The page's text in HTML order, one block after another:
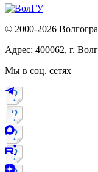
© 2000-2026
Адрес: 400062, г.
Мы в соц. сетях